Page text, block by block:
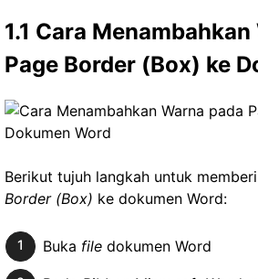
1.1 Cara
Page Border (Box) ke
Berikut tujuh langkah untuk
Border (Box) ke dokumen Word:
Buka filedokumen Word